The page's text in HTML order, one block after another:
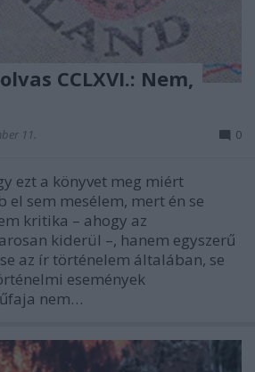
CCLXVI.: Nem,
11. 0
ezt a könyvet meg miért
el sem mesélem, mert én se
kritika – ahogy az
kiderül –, hanem egyszerű
az ír történelem általában, se
események
nem…